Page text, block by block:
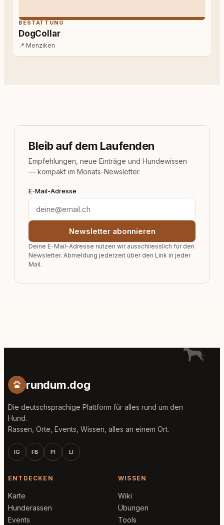
BESTATTUNG
DogCollar
📍 Menziken
Bleib auf dem Laufenden
Empfehlungen, neue Einträge und Hundewissen
— kompakt im Monats-Newsletter.
E-Mail-Adresse
Newsletter abonnieren
Deine E-Mail-Adresse nutzen wir ausschliesslich für den
Newsletter. Abmeldung jederzeit über den Link in jeder
Mail.
rundum.dog
Die deutschsprachige Plattform für alles rund um den
Hund.
Rassen, Orte, Events, Wissen, alles an einem Ort.
IG FB PI LI
ENTDECKEN
Karte
Hunderassen
Events
WISSEN
Wiki
Übungen
Tools